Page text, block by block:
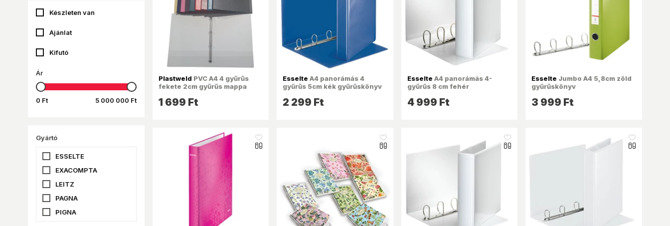
Plastweld PVC A4 4 gyűrűs
fekete 2cm gyűrűs mappa
1 699 Ft
Esselte A4 panorámás 4
gyűrűs 5cm kék gyűrűskönyv
2 299 Ft
Esselte A4 panorámás 4-
gyűrűs 8 cm fehér
4 999 Ft
Esselte Jumbo A4 5,8cm zöld
gyűrűskönyv
3 999 Ft
like_16 like_16 like_16 like_16
Készleten van
Ajánlat
Kifutó
Ár
0 Ft 5 000 000 Ft
Gyártó
ESSELTE
EXACOMPTA
LEITZ
PAGNA
PIGNA